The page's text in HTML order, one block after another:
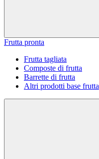
Frutta pronta
Frutta tagliata
Composte di frutta
Barrette di frutta
Altri prodotti base frutta